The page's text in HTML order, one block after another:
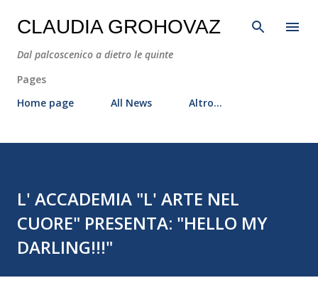
Passa ai contenuti principali
CLAUDIA GROHOVAZ
Dal palcoscenico a dietro le quinte
Pages
Home page
All News Altro…
L' ACCADEMIA "L' ARTE NEL
CUORE" PRESENTA: "HELLO MY
DARLING!!!"